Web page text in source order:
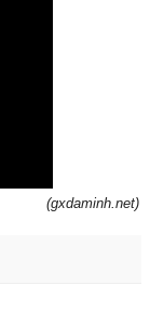
(gxdaminh.net)